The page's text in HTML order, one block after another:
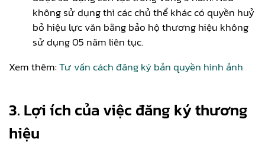
không sử dụng thì các chủ thể khác có quyền huỷ
bỏ hiệu lực văn bằng bảo hộ thương hiệu không
sử dụng 05 năm liên tục.
Xem thêm:Tư vấn cách đăng ký bản quyền hình ảnh
3. Lợi ích của việc đăng ký thương
hiệu